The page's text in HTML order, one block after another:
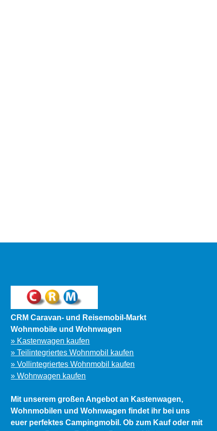
CRM Caravan- und Reisemobil-Markt
Wohnmobile und Wohnwagen
» Kastenwagen kaufen
» Teilintegriertes Wohnmobil kaufen
» Vollintegriertes Wohnmobil kaufen
» Wohnwagen kaufen
Mit unserem großen Angebot an Kastenwagen,
Wohnmobilen und Wohnwagen findet ihr bei uns
euer perfektes Campingmobil. Ob zum Kauf oder mit